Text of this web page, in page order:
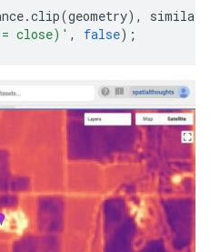
.clip(geometry),
close)' , false);